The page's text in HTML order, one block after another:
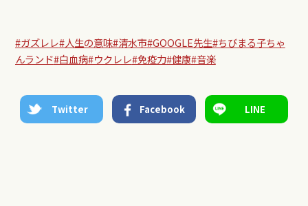
#ガズレレ#人生の意味#清水市#GOOGLE先生#ちびまる子ちゃ
んランド#白血病#ウクレレ#免疫力#健康#音楽
Twitter Facebook LINE